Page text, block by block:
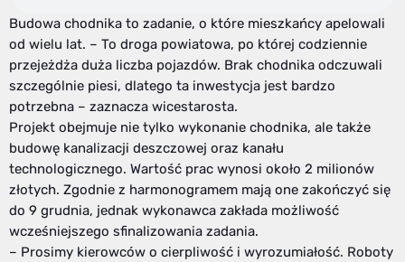
Budowa chodnika to zadanie, o które mieszkańcy apelowali
od wielu lat. – To droga powiatowa, po której codziennie
przejeżdża duża liczba pojazdów. Brak chodnika odczuwali
szczególnie piesi, dlatego ta inwestycja jest bardzo
potrzebna – zaznacza wicestarosta.
Projekt obejmuje nie tylko wykonanie chodnika, ale także
budowę kanalizacji deszczowej oraz kanału
technologicznego. Wartość prac wynosi około 2 milionów
złotych. Zgodnie z harmonogramem mają one zakończyć się
do 9 grudnia, jednak wykonawca zakłada możliwość
wcześniejszego sfinalizowania zadania.
– Prosimy kierowców o cierpliwość i wyrozumiałość. Roboty